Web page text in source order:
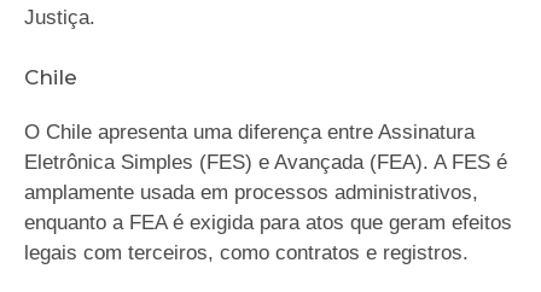
Justiça.
Chile
O Chile apresenta uma diferença entre Assinatura
Eletrônica Simples (FES) e Avançada (FEA). A FES é
amplamente usada em processos administrativos,
enquanto a FEA é exigida para atos que geram efeitos
legais com terceiros, como contratos e registros.